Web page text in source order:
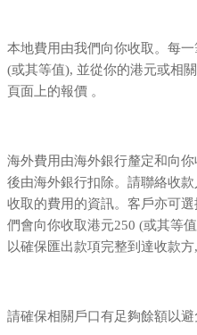
本地費用由我們向你收取。每
(或其等值), 並從你的港元或相
頁面上的報價 。
海外費用由海外銀行釐定和向
後由海外銀行扣除。請聯絡收
收取的費用的資訊。客戶亦可
們會向你收取港元250 (或其等
以確保匯出款項完整到達收款方
請確保相關戶口有足夠餘額以避